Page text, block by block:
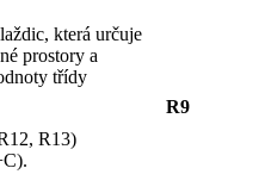
která určuje
prostory a
třídy
R13)
R9